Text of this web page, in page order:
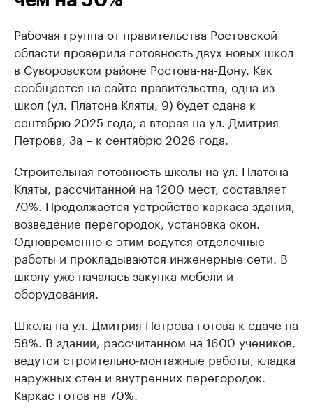
Рабочая группа от правительства Ростовской
области проверила готовность двух новых школ
в Суворовском районе Ростова-на-Дону. Как
сообщается на сайте правительства, одна из
школ (ул. Платона Кляты, 9) будет сдана к
сентябрю 2025 года, а вторая на ул. Дмитрия
Петрова, 3а – к сентябрю 2026 года.
Строительная готовность школы на ул. Платона
Кляты, рассчитанной на 1200 мест, составляет
70%. Продолжается устройство каркаса здания,
возведение перегородок, установка окон.
Одновременно с этим ведутся отделочные
работы и прокладываются инженерные сети. В
школу уже началась закупка мебели и
оборудования.
Школа на ул. Дмитрия Петрова готова к сдаче на
58%. В здании, рассчитанном на 1600 учеников,
ведутся строительно-монтажные работы, кладка
наружных стен и внутренних перегородок.
Каркас готов на 70%.